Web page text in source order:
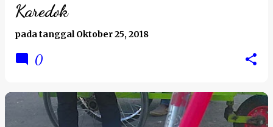
Karedok
pada tanggalOktober 25, 2018
0